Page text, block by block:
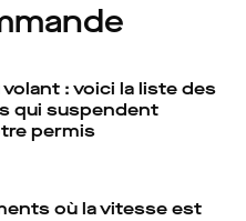
: voici la liste des
qui suspendent
permis
où la vitesse est